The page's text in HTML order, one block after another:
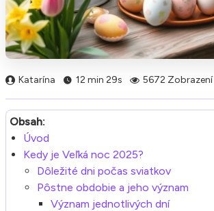
Katarína 12 min 29s 5672 Zobrazení
Obsah:
Úvod
Kedy je Veľká noc 2025?
Dôležité dni počas sviatkov
Pôstne obdobie a jeho význam
Význam jednotlivých dní